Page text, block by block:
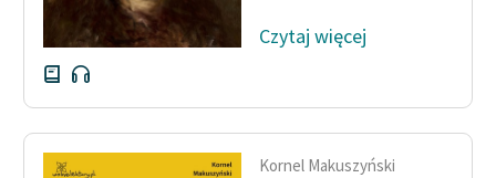
Deklaracja dostępności
Czytaj więcej
Kornel Makuszyński